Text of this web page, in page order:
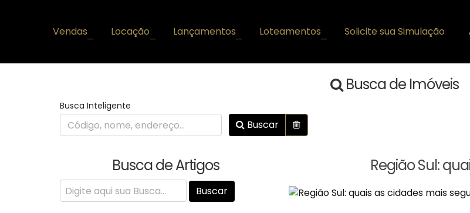
Solicite sua Simulação
Loteamentos
Lançamentos
Locação
Vendas
Busca de Imóveis
Busca Inteligente
Buscar
Busca de Artigos Região Sul: